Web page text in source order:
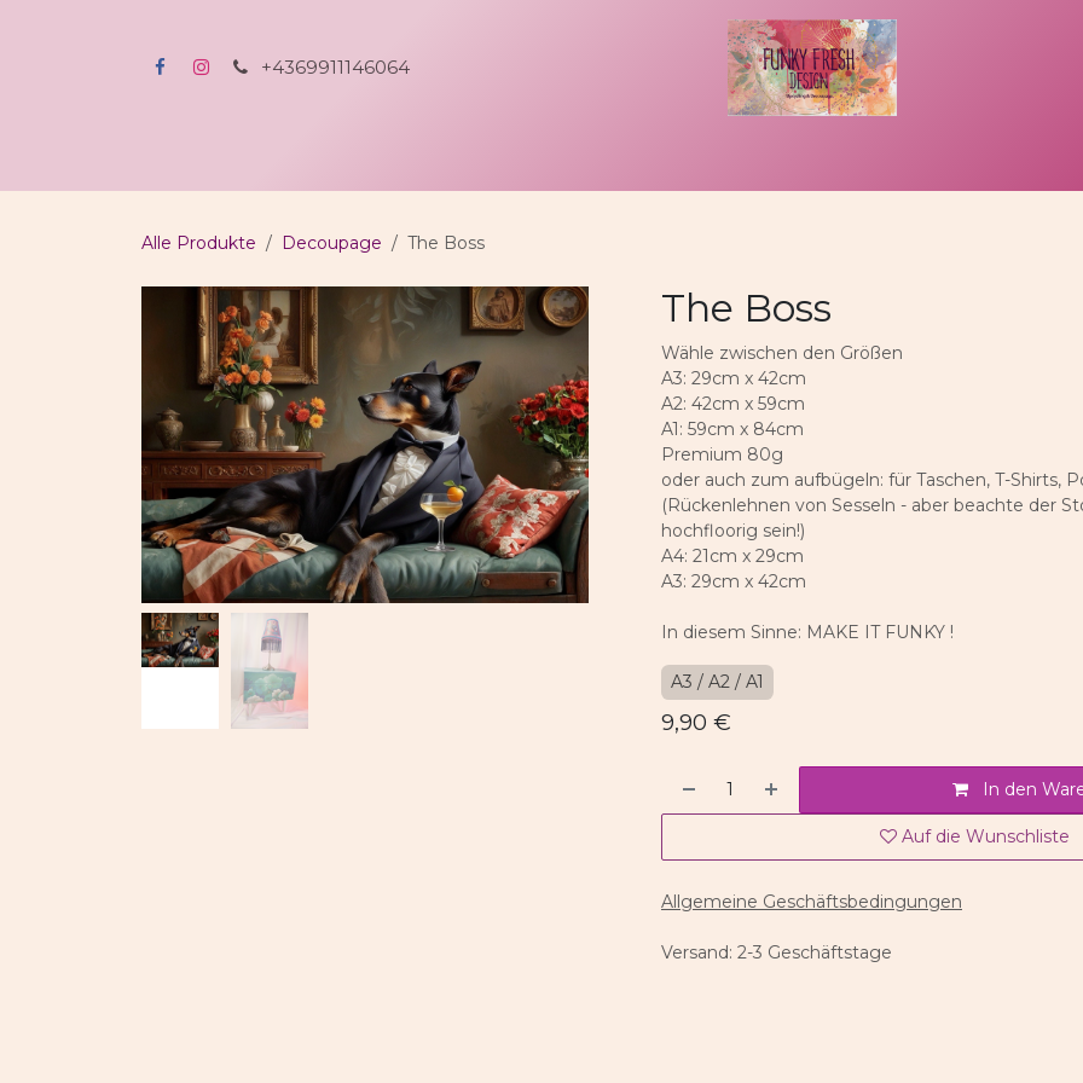
+4369911146064
Alle Produkte Decoupage The Boss
The Boss
Wähle zwischen den Größen
A3: 29cm x 42cm
A2: 42cm x 59cm
A1: 59cm x 84cm
Premium 80g
oder auch zum aufbügeln: für Taschen, T-Shirts,
(Rückenlehnen von Sesseln - aber beachte der
hochfloorig sein!)
A4: 21cm x 29cm
A3: 29cm x 42cm
In diesem Sinne: MAKE IT FUNKY !
A3 / A2 / A1
9,90 €
In den
Auf die Wunschliste
Allgemeine Geschäftsbedingungen
Versand: 2-3 Geschäftstage